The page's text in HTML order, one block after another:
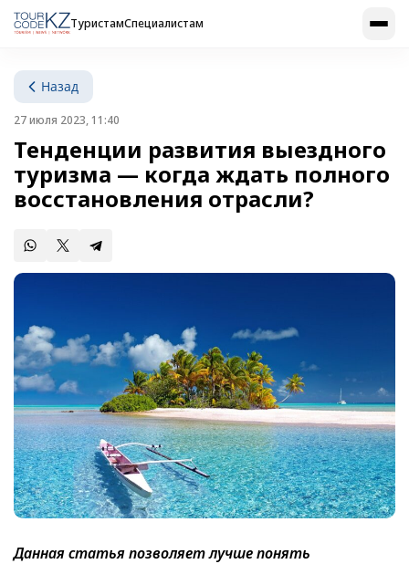
ТуристамСпециалистам
Назад
27 июля 2023, 11:40
Тенденции развития выездного
туризма — когда ждать полного
восстановления отрасли?
Данная статья позволяет лучше понять